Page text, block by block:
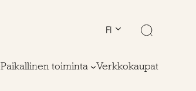
FI
Paikallinen toiminta Verkkokaupat